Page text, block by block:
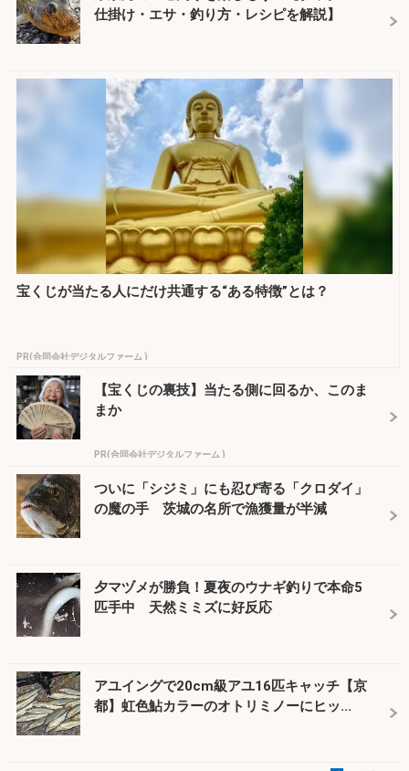
仕掛け・エサ・釣り方・レシピを解説】
宝くじが当たる人にだけ共通する“ある特徴”とは？
PR(合同会社デジタルファーム )
【宝くじの裏技】当たる側に回るか、このま
まか
PR(合同会社デジタルファーム )
ついに「シジミ」にも忍び寄る「クロダイ」
の魔の手 茨城の名所で漁獲量が半減
夕マヅメが勝負！夏夜のウナギ釣りで本命5
匹手中 天然ミミズに好反応
アユイングで20cm級アユ16匹キャッチ【京
都】虹色鮎カラーのオトリミノーにヒッ...